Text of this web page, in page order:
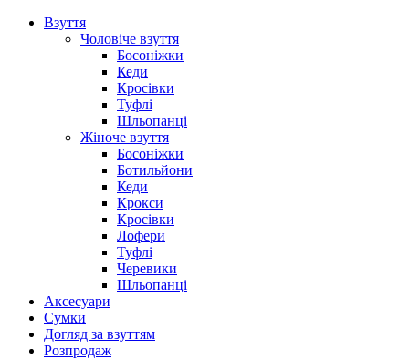
Взуття
Чоловіче взуття
Босоніжки
Кеди
Кросівки
Туфлі
Шльопанці
Жіноче взуття
Босоніжки
Ботильйони
Кеди
Крокси
Кросівки
Лофери
Туфлі
Черевики
Шльопанці
Аксесуари
Сумки
Догляд за взуттям
Розпродаж